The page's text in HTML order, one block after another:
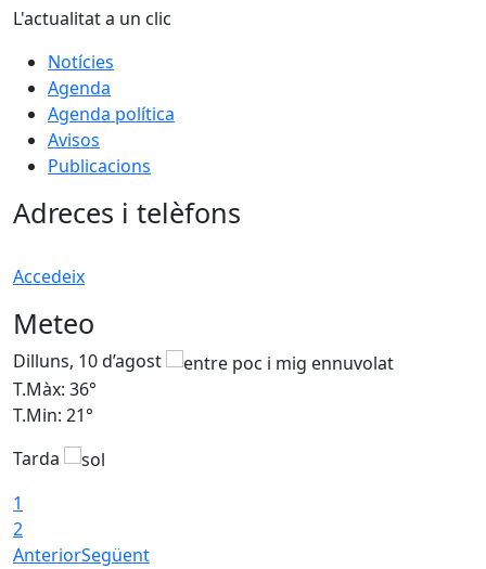
L'actualitat a un clic
Notícies
Agenda
Agenda política
Avisos
Publicacions
Adreces i telèfons
Accedeix
Meteo
Dilluns, 10 d’agost
T.Màx: 36°
T.Min: 21°
Tarda
1
2
AnteriorSegüent